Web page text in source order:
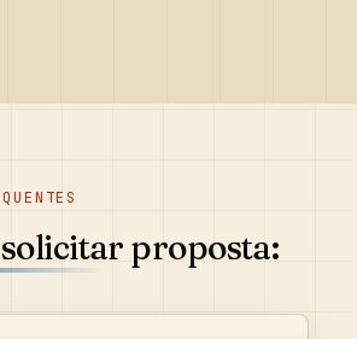
proposta: